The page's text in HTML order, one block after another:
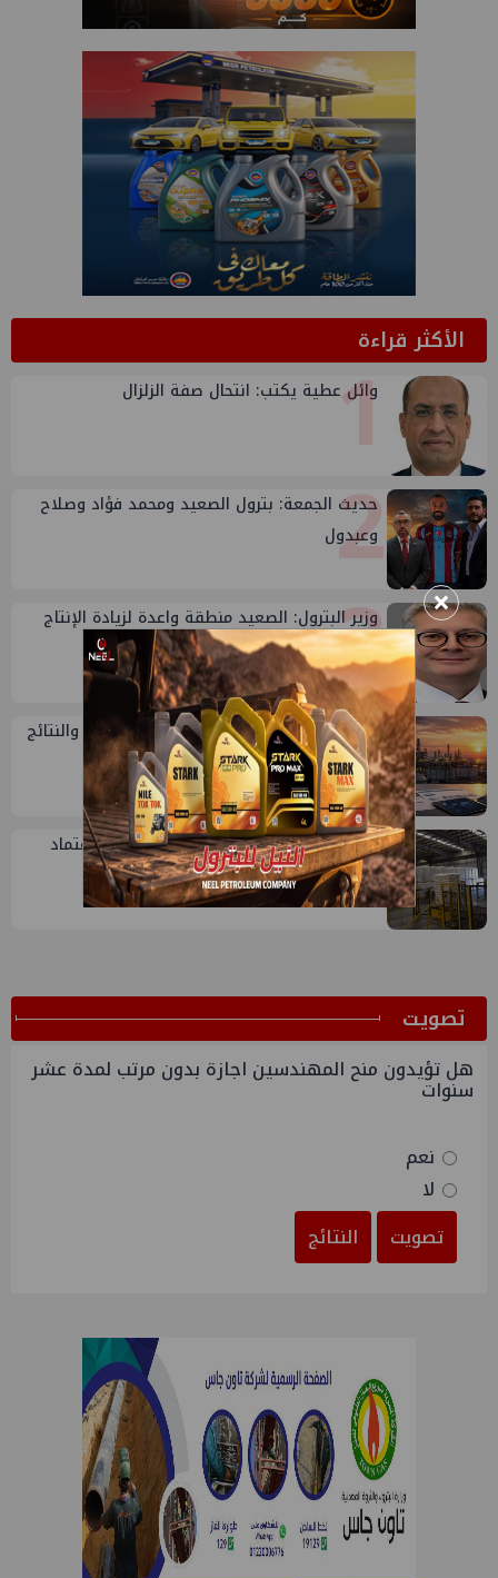
الأكثر قراءة1
وائل عطية يكتب: انتحال صفة الزلزال
2
حديث الجمعة: بترول الصعيد ومحمد فؤاد وصلاح
وعبدول
3
وزير البترول: الصعيد منطقة واعدة لزيادة الإنتاج
وتوفير فرص عمل
4
تقييم أداء وزارة البترول...بين حساب الأداء والنتائج
5
سيدبك تؤكد ريادتها في جودة الخامات باعتماد
عالمي جديد
ﺗﺼﻮﻳﺖ
هل تؤيدون منح المهندسين اجازة بدون مرتب لمدة عشر
سنوات
نعم
لا
تصويت
النتائج
×